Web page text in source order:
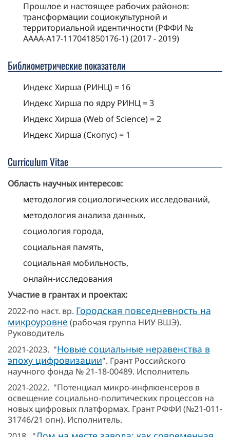
Прошлое и настоящее рабочих районов:
трансформации социокультурной и
территориальной идентичности (РФФИ №
АААА-А17-117041850176-1) (2017 - 2019)
Библиометрические показатели
Индекс Хирша (РИНЦ) = 16
Индекс Хирша по ядру РИНЦ = 3
Индекс Хирша (Web of Science) = 2
Индекс Хирша (Скопус) = 1
Curriculum Vitae
Область научных интересов:
методология социологических исследований,
методология анализа данных,
социология города,
социальная память,
социальная мобильность,
онлайн-исследования
Участие в грантах и проектах:
2022-по наст. вр. Городская повседневность на
микроуровне (рабочая группа НИУ ВШЭ).
Руководитель
2021-2023. "Новые социальные неравенства в
эпоху цифровизации". Грант Российского
научного фонда № 21-18-00489. Исполнитель
2021-2022. "Потенциал микро-инфлюенсеров в
освещение социально-политических процессов на
новых цифровых платформах. Грант РФФИ (№21-011-
31746/21 опн). Исполнитель.